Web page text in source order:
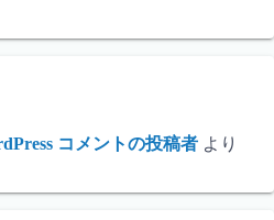
コメントの投稿者 より